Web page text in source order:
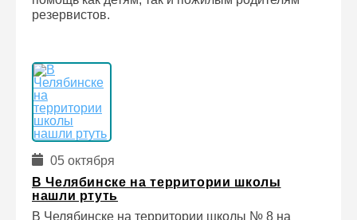
резервистов.
05 октября
В Челябинске на территории школы
нашли ртуть
В Челябинске на территории школы № 8 на